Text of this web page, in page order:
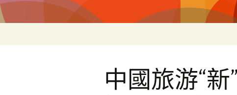
中國旅游“